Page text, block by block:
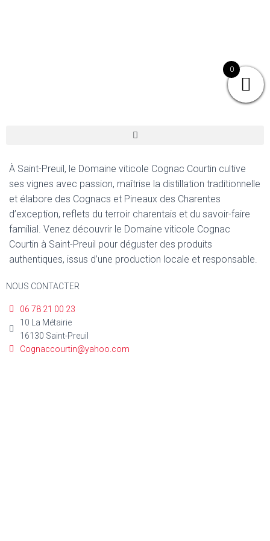
À Saint-Preuil, le Domaine viticole Cognac Courtin cultive
ses vignes avec passion, maîtrise la distillation traditionnelle
et élabore des Cognacs et Pineaux des Charentes
d’exception, reflets du terroir charentais et du savoir-faire
familial. Venez découvrir le Domaine viticole Cognac
Courtin à Saint-Preuil pour déguster des produits
authentiques, issus d’une production locale et responsable.
NOUS CONTACTER
06 78 21 00 23
10 La Métairie
16130 Saint-Preuil
Cognaccourtin@yahoo.com
0